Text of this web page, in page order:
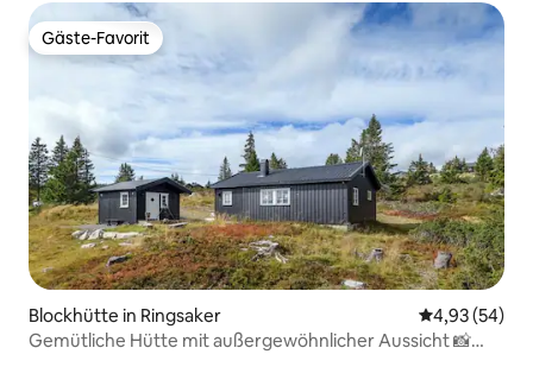
Gäste-Favorit
Gäste-Favorit
Blockhütte in Ringsaker
4,93 (54)
Gemütliche Hütte mit außergewöhnlicher Aussicht 📸